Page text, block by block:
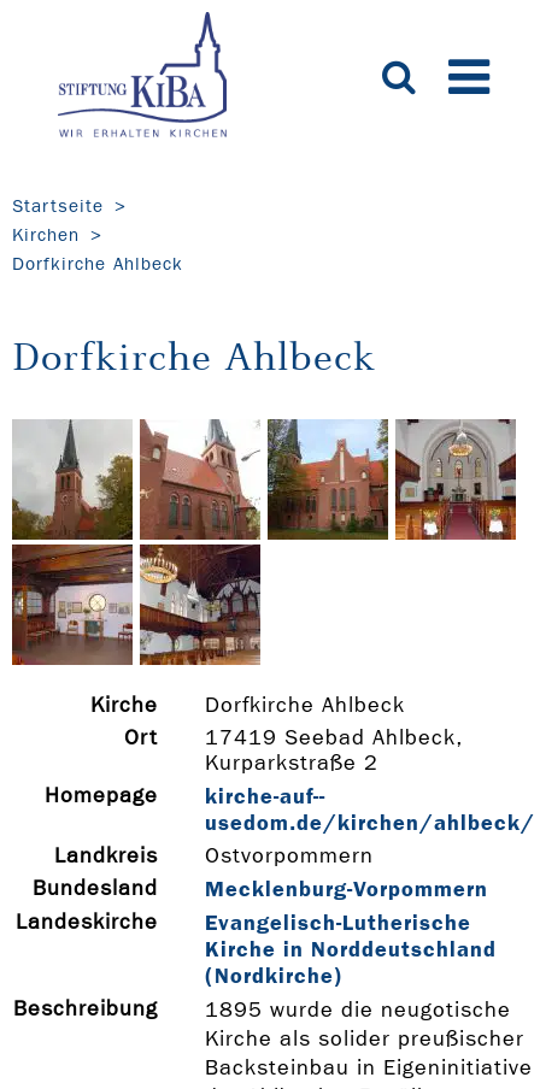
Startseite
Kirchen
Dorfkirche Ahlbeck
Dorfkirche Ahlbeck
Kirche
Dorfkirche Ahlbeck
Ort
17419 Seebad Ahlbeck,
Kurparkstraße 2
Homepage
kirche-­auf-­
usedom.de/kirchen/ahlbeck/
Landkreis
Ostvorpommern
Bundesland
Mecklenburg-Vorpommern
Landeskirche
Evangelisch-Lutherische
Kirche in Norddeutschland
(Nordkirche)
Beschreibung
1895 wurde die neugotische
Kirche als solider preußischer
Backsteinbau in Eigeninitiative